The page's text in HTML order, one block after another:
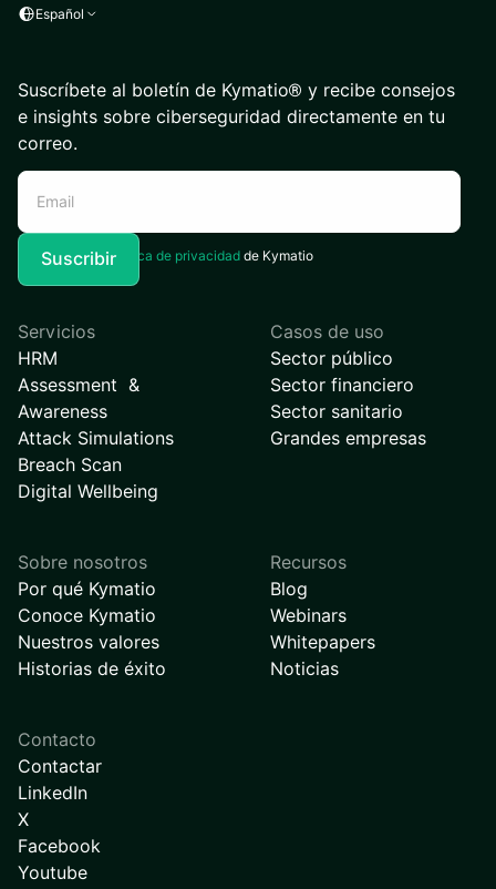
Español
Suscríbete al boletín de Kymatio® y recibe consejos
e insights sobre ciberseguridad directamente en tu
correo.
Acepto laPolítica de privacidad de Kymatio
Servicios
HRM
Assessment &
Awareness
Attack Simulations
Breach Scan
Digital Wellbeing
Casos de uso
Sector público
Sector financiero
Sector sanitario
Grandes empresas
Sobre nosotros
Por qué Kymatio
Conoce Kymatio
Nuestros valores
Historias de éxito
Recursos
Blog
Webinars
Whitepapers
Noticias
Contacto
Contactar
LinkedIn
X
Facebook
Youtube